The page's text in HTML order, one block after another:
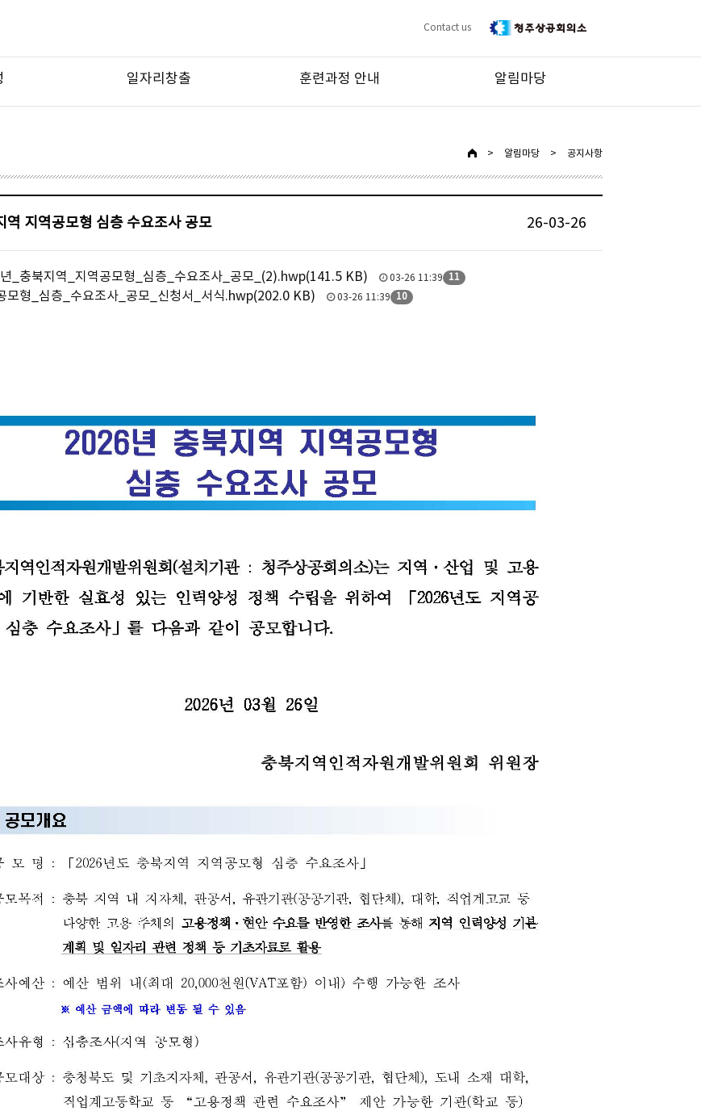
Contact us
일자리창출 훈련과정 안내 알림마당
> 알림마당 > 공지사항
역 지역공모형 심층 수요조사 공모 26-03-26
_충북지역_지역공모형_심층_수요조사_공모_(2).hwp(141.5 KB) 03-26 11:39 11
모형_심층_수요조사_공모_신청서_서식.hwp(202.0 KB) 03-26 11:39 10